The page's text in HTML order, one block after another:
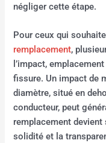
négliger cette étape.
Pour ceux qui
remplacement,
l’impact,
fissure. Un impact de
diamètre, situé en
conducteur, peut
remplacement
solidité et la